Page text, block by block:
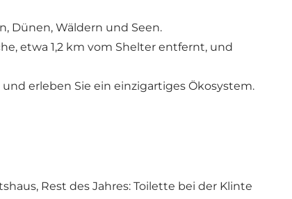
Dünen, Wäldern und Seen.
etwa 1,2 km vom Shelter entfernt, und
erleben Sie ein einzigartiges Ökosystem.
Rest des Jahres: Toilette bei der Klinte